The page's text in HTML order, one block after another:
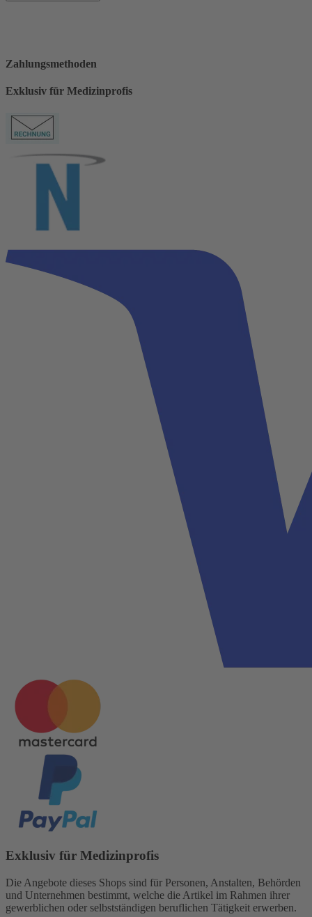
Zahlungsmethoden
Exklusiv für Medizinprofis
Exklusiv für Medizinprofis
Die Angebote dieses Shops sind für Personen, Anstalten, Behörden
und Unternehmen bestimmt, welche die Artikel im Rahmen ihrer
gewerblichen oder selbstständigen beruflichen Tätigkeit erwerben.